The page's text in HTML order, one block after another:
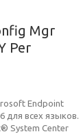
Mgr
Per
Endpoint
для всех языков.
System Center